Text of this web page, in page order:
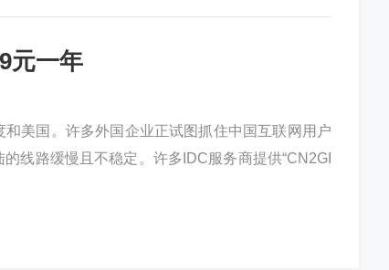
元一年
美国。许多外国企业正试图抓住中国互联网用户
线路缓慢且不稳定。许多IDC服务商提供“CN2GI